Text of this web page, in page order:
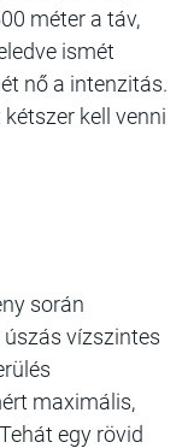
méter a táv,
ismét
nő a intenzitás.
kell venni
során
vízszintes
maximális,
egy rövid